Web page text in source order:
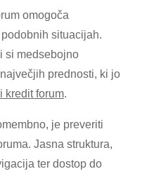
omogoča
situacijah.
si medsebojno
prednosti, ki jo
kredit forum.
je preveriti
Jasna struktura,
ter dostop do